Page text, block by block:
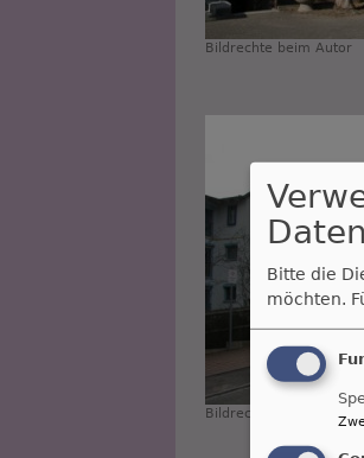
Bildrechte beim Autor
Bildrechte beim Autor
Bitte die
möchten.